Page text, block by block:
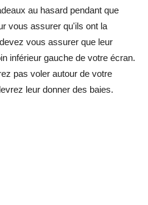
au hasard pendant que
vous assurer qu'ils ont la
vous assurer que leur
inférieur gauche de votre écran.
pas voler autour de votre
leur donner des baies.